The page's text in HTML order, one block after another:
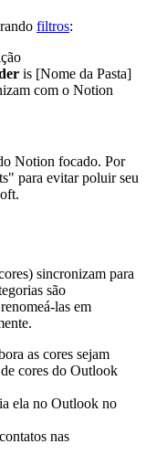
filtros:
is [Nome da Pasta]
com o Notion
Notion focado. Por
para evitar poluir seu
sincronizam para
são
las em
as cores sejam
cores do Outlook
ela no Outlook no
nas